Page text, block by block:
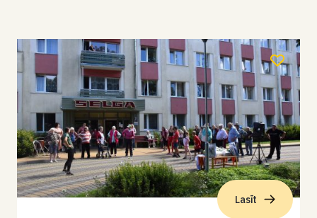
Lasīt